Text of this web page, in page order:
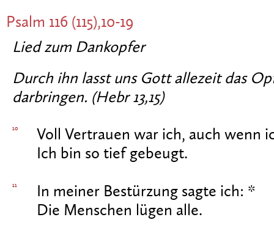
Psalm 116 (115),10-19
Lied zum Dankopfer
Durch ihn lasst uns Gott allezeit das
darbringen. (Hebr 13,15)
10
Voll Vertrauen war ich, auch wenn
Ich bin so tief gebeugt.
11
In meiner Bestürzung sagte ich: *
Die Menschen lügen alle.